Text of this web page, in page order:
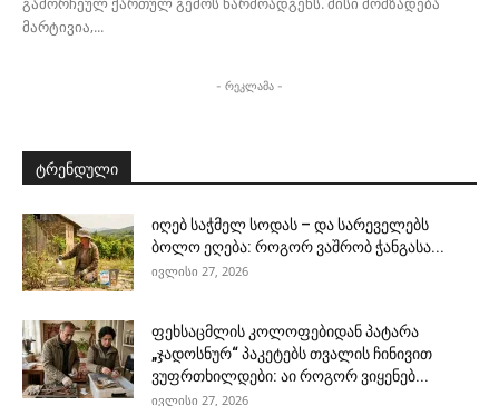
მარტივია,...
- რეკლამა -
ტრენდული
იღებ საჭმელ სოდას – და სარეველებს
ბოლო ეღება: როგორ ვაშრობ ჭანგასა...
ივლისი 27, 2026
ფეხსაცმლის კოლოფებიდან პატარა
„ჯადოსნურ“ პაკეტებს თვალის ჩინივით
ვუფრთხილდები: აი როგორ ვიყენებ...
ივლისი 27, 2026